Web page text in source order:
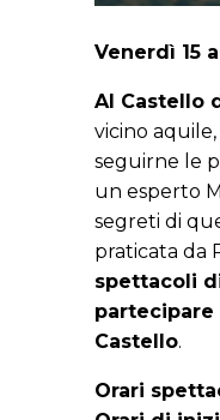
Venerdì 15
Al Castello
vicino aquile,
seguirne le
un esperto
segreti di
praticata da
spettacoli
Castello.
Orari